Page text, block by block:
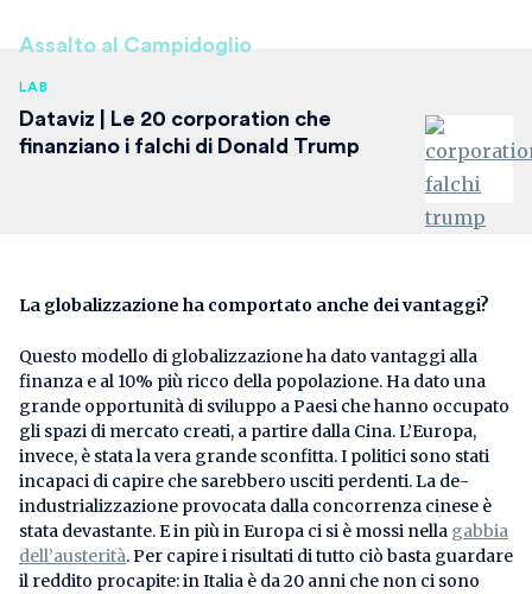
Assalto al Campidoglio
LAB
Dataviz | Le 20 corporation che
finanziano i falchi di Donald Trump
La globalizzazione ha comportato anche dei vantaggi?
Questo modello di globalizzazione ha dato vantaggi alla
finanza e al 10% più ricco della popolazione. Ha dato una
grande opportunità di sviluppo a Paesi che hanno occupato
gli spazi di mercato creati, a partire dalla Cina. L’Europa,
invece, è stata la vera grande sconfitta. I politici sono stati
incapaci di capire che sarebbero usciti perdenti. La de-
industrializzazione provocata dalla concorrenza cinese è
stata devastante. E in più in Europa ci si è mossi nella gabbia
dell’austerità. Per capire i risultati di tutto ciò basta guardare
il reddito procapite: in Italia è da 20 anni che non ci sono